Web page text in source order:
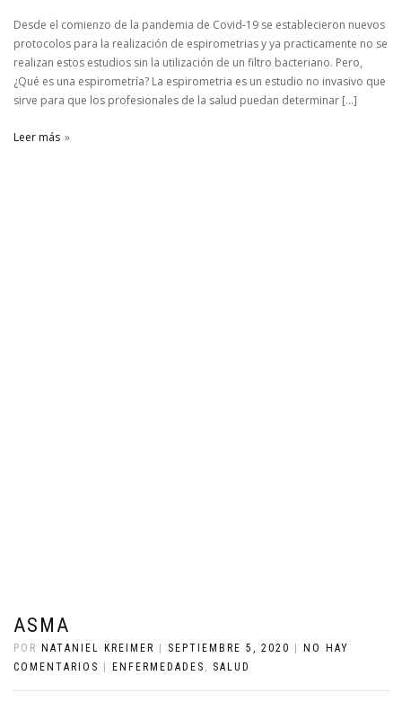
Desde el comienzo de la pandemia de Covid-19 se establecieron nuevos
protocolos para la realización de espirometrias y ya practicamente no se
realizan estos estudios sin la utilización de un filtro bacteriano. Pero,
¿Qué es una espirometría? La espirometria es un estudio no invasivo que
sirve para que los profesionales de la salud puedan determinar […]
Leer más
ASMA
POR NATANIEL KREIMER SEPTIEMBRE 5, 2020
NO HAY
COMENTARIOS
ENFERMEDADES , SALUD